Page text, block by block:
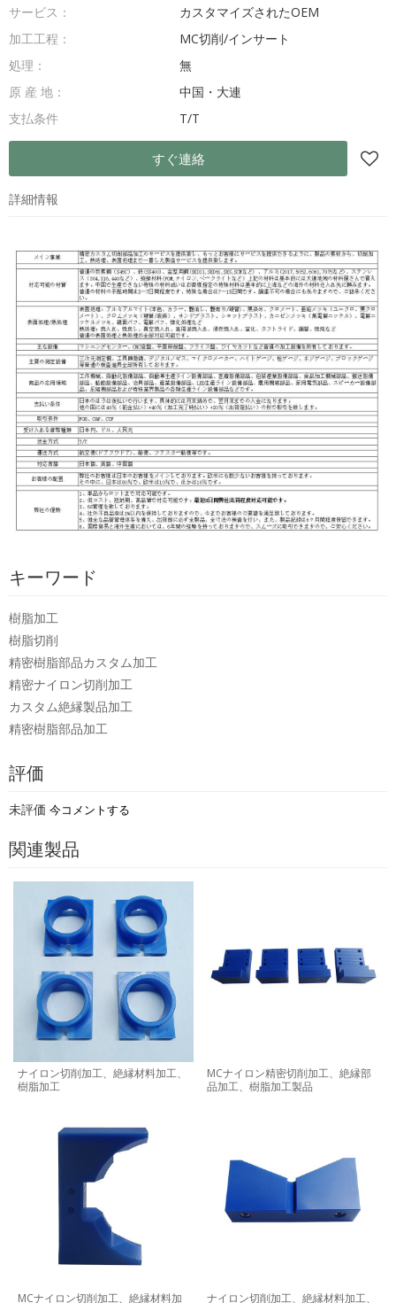
サービス：
カスタマイズされたOEM
加工工程：
MC切削/インサート
処理：
無
原 産 地：
中国・大連
支払条件
T/T
すぐ連絡
詳細情報
キーワード
樹脂加工
樹脂切削
精密樹脂部品カスタム加工
精密ナイロン切削加工
カスタム絶縁製品加工
精密樹脂部品加工
評価
未評価 今コメントする
関連製品
ナイロン切削加工、絶縁材料加工、
樹脂加工
MCナイロン精密切削加工、絶縁部
品加工、樹脂加工製品
MCナイロン切削加工、絶縁材料加 ナイロン切削加工、絶縁材料加工、